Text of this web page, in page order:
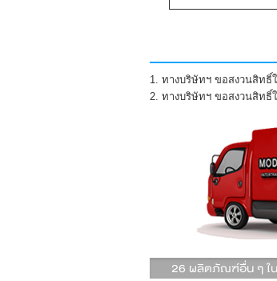
1. ทางบริษัทฯ ขอสงวนสิทธิ์
2. ทางบริษัทฯ ขอสงวนสิทธิ์
26 ผลิตภัณฑ์อื่น ๆ ใน